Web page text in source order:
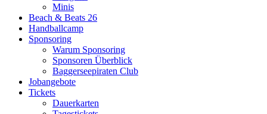
Minis
Beach & Beats 26
Handballcamp
Sponsoring
Warum Sponsoring
Sponsoren Überblick
Baggerseepiraten Club
Jobangebote
Tickets
Dauerkarten